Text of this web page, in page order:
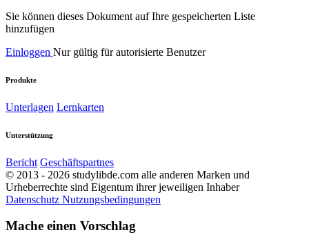
Sie können dieses Dokument auf Ihre gespeicherten Liste
hinzufügen
Einloggen Nur gültig für autorisierte Benutzer
Produkte
Unterlagen Lernkarten
Unterstützung
Bericht Geschäftspartnes
© 2013 - 2026 studylibde.com alle anderen Marken und
Urheberrechte sind Eigentum ihrer jeweiligen Inhaber
Datenschutz Nutzungsbedingungen
Mache einen Vorschlag